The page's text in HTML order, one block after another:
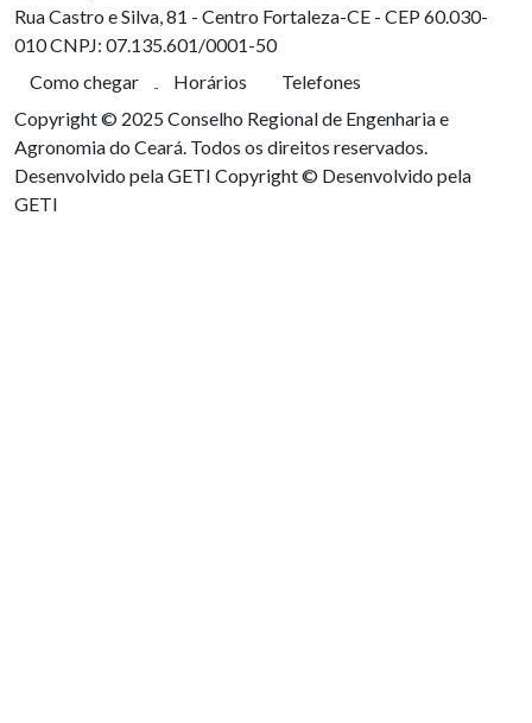
Rua Castro e Silva, 81 - Centro Fortaleza-CE - CEP 60.030-
010CNPJ: 07.135.601/0001-50
Como chegar
Horários
Telefones
Copyright © 2025 Conselho Regional de Engenharia e
Agronomia do Ceará. Todos os direitos reservados.
Desenvolvido pela GETI Copyright © Desenvolvido pela
GETI